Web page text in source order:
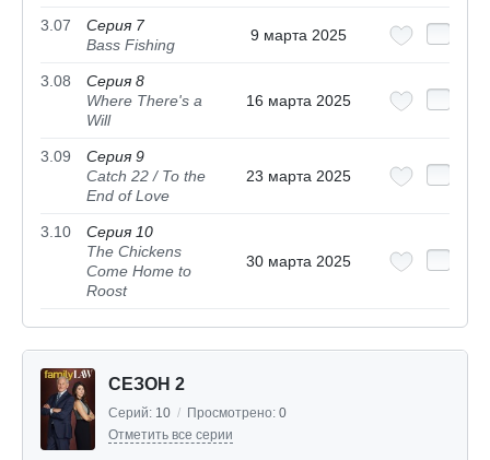
3.07
Серия 7
Bass Fishing
9 марта 2025
3.08
Серия 8
Where There's a
Will
16 марта 2025
3.09
Серия 9
Catch 22 / To the
End of Love
23 марта 2025
3.10
Серия 10
The Chickens
Come Home to
Roost
30 марта 2025
СЕЗОН 2
Серий: 10 / Просмотрено: 0
Отметить все серии